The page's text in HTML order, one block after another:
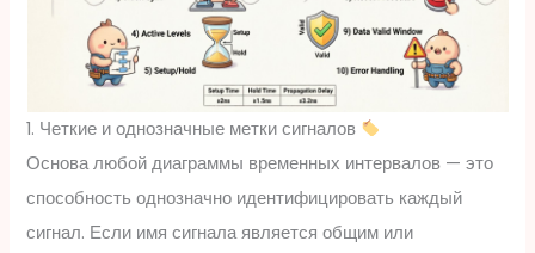
1. Четкие и однозначные метки сигналов
Основа любой диаграммы временных интервалов — это
способность однозначно идентифицировать каждый
сигнал. Если имя сигнала является общим или